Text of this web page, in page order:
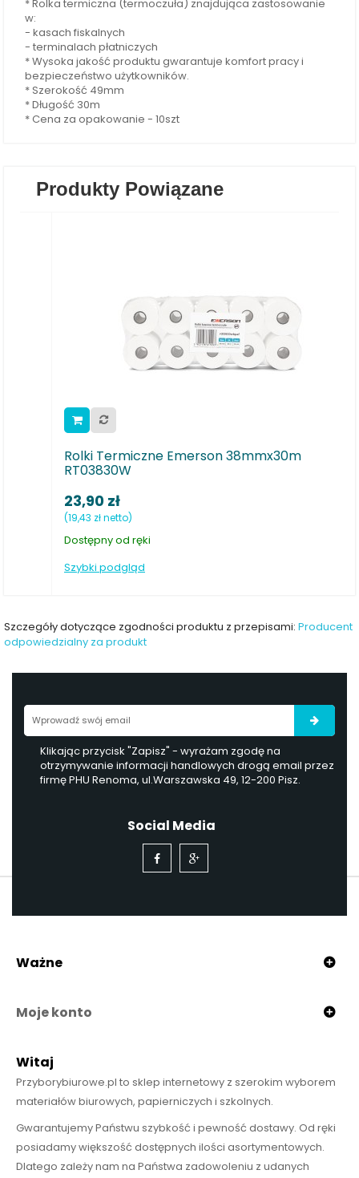
* Rolka termiczna (termoczuła) znajdująca zastosowanie
w:
- kasach fiskalnych
- terminalach płatniczych
* Wysoka jakość produktu gwarantuje komfort pracy i
bezpieczeństwo użytkowników.
* Szerokość 49mm
* Długość 30m
* Cena za opakowanie - 10szt
Produkty Powiązane
Rolki Termiczne Emerson 38mmx30m
RT03830W
23,90 zł
(19,43 zł netto)
Dostępny od ręki
Szybki podgląd
Szczegóły dotyczące zgodności produktu z przepisami: Producent
odpowiedzialny za produkt
Klikając przycisk "Zapisz" - wyrażam zgodę na
otrzymywanie informacji handlowych drogą email przez
firmę PHU Renoma, ul.Warszawska 49, 12-200 Pisz.
Social Media
Ważne
Moje konto
Witaj
Przyborybiurowe.pl to sklep internetowy z szerokim wyborem
materiałów biurowych, papierniczych i szkolnych.
Gwarantujemy Państwu szybkość i pewność dostawy. Od ręki
posiadamy większość dostępnych ilości asortymentowych.
Dlatego zależy nam na Państwa zadowoleniu z udanych